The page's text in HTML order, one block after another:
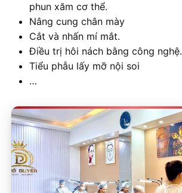
phun xăm cơ thể.
Nâng cung chân mày
Cắt và nhấn mí mắt.
Điều trị hôi nách bằng công nghệ.
Tiểu phẫu lấy mỡ nội soi
…